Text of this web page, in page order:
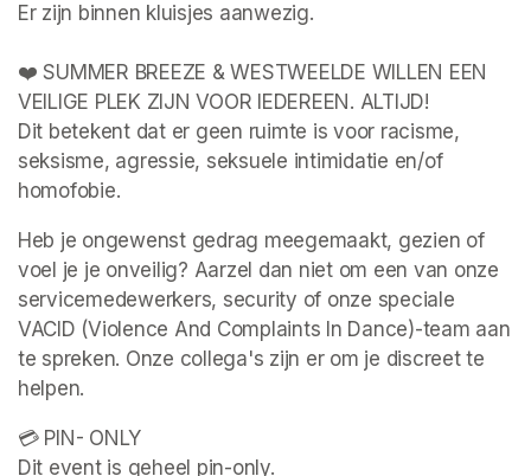
Er zijn binnen kluisjes aanwezig.
❤️ SUMMER BREEZE & WESTWEELDE WILLEN EEN
VEILIGE PLEK ZIJN VOOR IEDEREEN. ALTIJD!
Dit betekent dat er geen ruimte is voor racisme,
seksisme, agressie, seksuele intimidatie en/of
homofobie.
Heb je ongewenst gedrag meegemaakt, gezien of
voel je je onveilig? Aarzel dan niet om een van onze
servicemedewerkers, security of onze speciale
VACID (Violence And Complaints In Dance)-team aan
te spreken. Onze collega's zijn er om je discreet te
helpen.
💳 PIN- ONLY
Dit event is geheel pin-only.